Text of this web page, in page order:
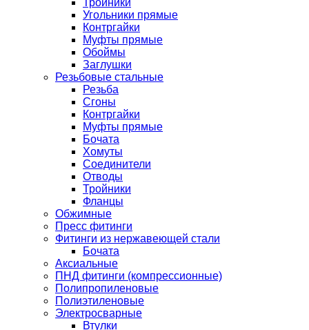
Тройники
Угольники прямые
Контргайки
Муфты прямые
Обоймы
Заглушки
Резьбовые стальные
Резьба
Сгоны
Контргайки
Муфты прямые
Бочата
Хомуты
Соединители
Отводы
Тройники
Фланцы
Обжимные
Пресс фитинги
Фитинги из нержавеющей стали
Бочата
Аксиальные
ПНД фитинги (компрессионные)
Полипропиленовые
Полиэтиленовые
Электросварные
Втулки